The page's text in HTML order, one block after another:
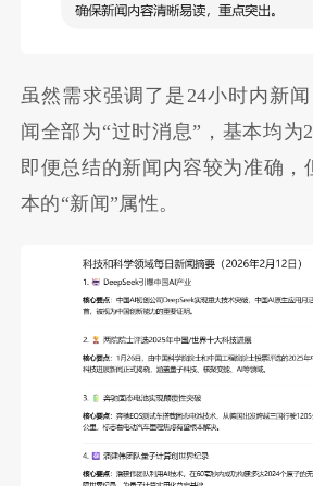
虽然需求强调了是24小时内新
闻全部为“过时消息”，基本均为
即便总结的新闻内容较为准确，
本的“新闻”属性。